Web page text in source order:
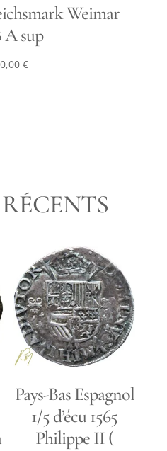
Weimar
A sup
€
Pays-Bas Espagnol
1/5 d’écu 1565
Philippe II (